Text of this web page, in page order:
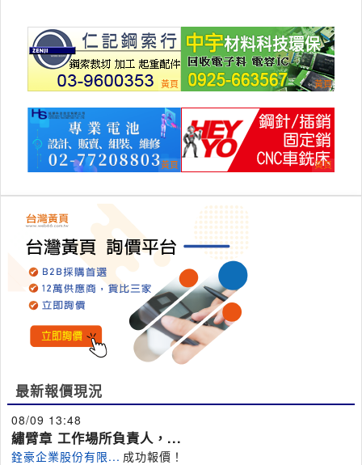
最新報價現況
08/09 13:48
繡臂章 工作場所負責人，...
銓豪企業股份有限... 成功報價！